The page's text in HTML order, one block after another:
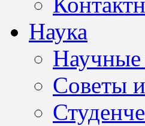
Наука
Научные
Советы